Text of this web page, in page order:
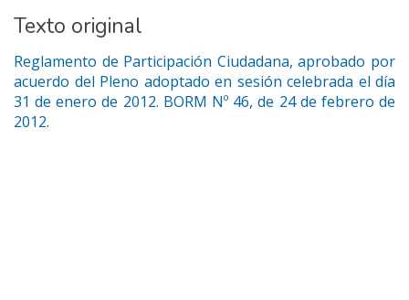
Texto original
Reglamento de Participación Ciudadana, aprobado por
acuerdo del Pleno adoptado en sesión celebrada el día
31 de enero de 2012. BORM Nº 46, de 24 de febrero de
2012.